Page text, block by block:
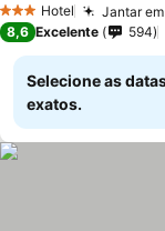
3 EstrelasHotel Jantar
8,6 Excelente 594
Selecione as
exatos.